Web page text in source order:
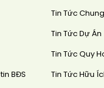
BĐS
Tin Tức Chung
Tin Tức Dự Án
Tin Tức Quy
Tin Tức Hữu